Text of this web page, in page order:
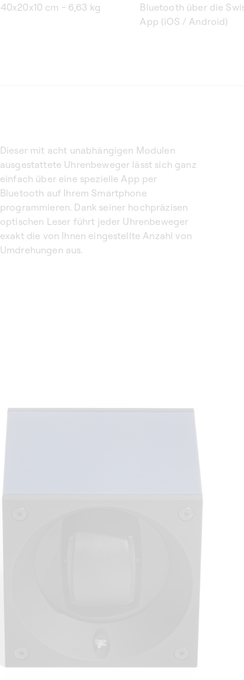
40x20x10 cm - 6,63 kg
Bluetooth über die
App (iOS / Android)
Dieser mit acht unabhängigen Modulen
ausgestattete Uhrenbeweger lässt sich ganz
einfach über eine spezielle App per
Bluetooth auf Ihrem Smartphone
programmieren. Dank seiner hochpräzisen
optischen Leser führt jeder Uhrenbeweger
exakt die von Ihnen eingestellte Anzahl von
Umdrehungen aus.